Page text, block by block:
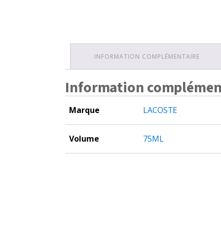
INFORMATION COMPLÉMENTAIRE
Information
Marque LACOSTE
Volume 75ML